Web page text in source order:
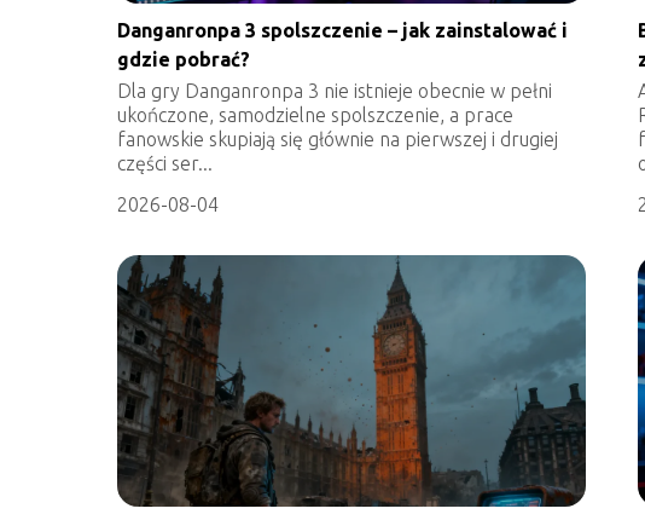
Danganronpa 3 spolszczenie – jak zainstalować i
gdzie pobrać?
Dla gry Danganronpa 3 nie istnieje obecnie w pełni
ukończone, samodzielne spolszczenie, a prace
fanowskie skupiają się głównie na pierwszej i drugiej
części ser...
2026-08-04